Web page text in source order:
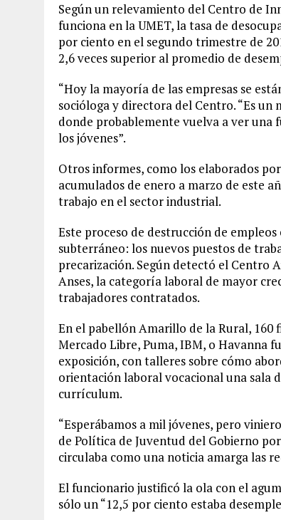
Según un relevamiento del Centro de
funciona en la UMET, la tasa de
por ciento en el segundo trimestre de
2,6 veces superior al promedio de
“Hoy la mayoría de las empresas se
socióloga y directora del Centro. “Es
donde probablemente vuelva a ver
los jóvenes”.
Otros informes, como los elaborados
acumulados de enero a marzo de este
trabajo en el sector industrial.
Este proceso de destrucción de
subterráneo: los nuevos puestos de
precarización. Según detectó el Centro
Anses, la categoría laboral de mayor
trabajadores contratados.
En el pabellón Amarillo de la Rural,
Mercado Libre, Puma, IBM, o Havanna
exposición, con talleres sobre cómo
orientación laboral vocacional una sala
currículum.
“Esperábamos a mil jóvenes, pero
de Política de Juventud del Gobierno
circulaba como una noticia amarga las
El funcionario justificó la ola con el
sólo un “12,5 por ciento estaba